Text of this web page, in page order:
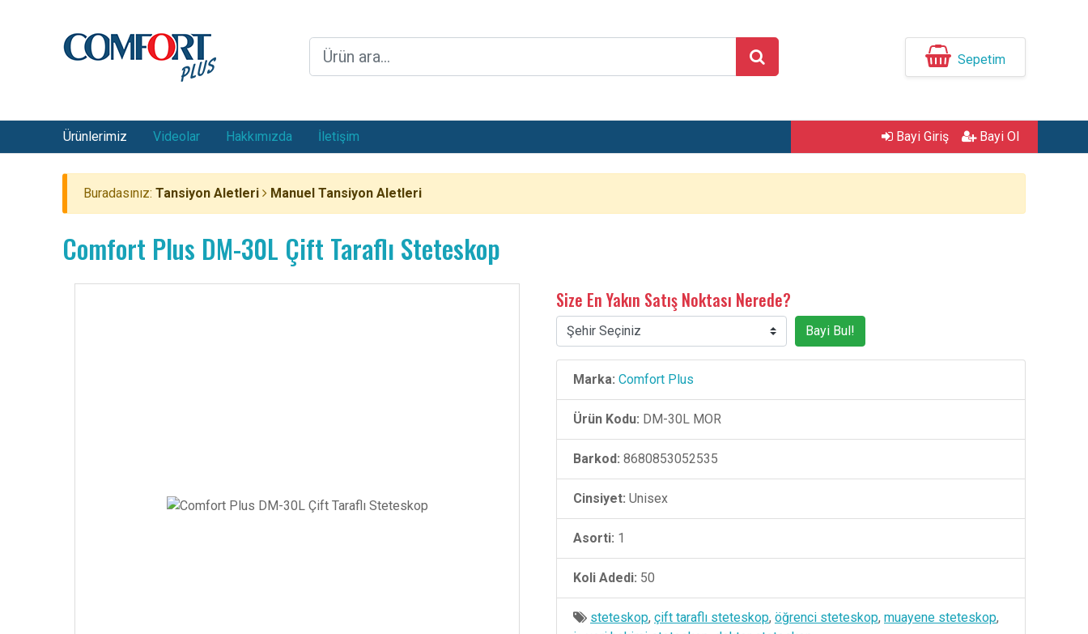
Sepetim
Ürünlerimiz Videolar Hakkımızda İletişim Bayi Giriş Bayi Ol
Buradasınız: Tansiyon Aletleri Manuel Tansiyon Aletleri
Comfort Plus DM-30L Çift Taraflı Steteskop
Size En Yakın Satış Noktası Nerede?
Bayi Bul!
Marka: Comfort Plus
Ürün Kodu: DM-30L MOR
Barkod: 8680853052535
Cinsiyet: Unisex
Asorti: 1
Koli Adedi: 50
steteskop, çift taraflı steteskop, öğrenci steteskop, muayene steteskop,